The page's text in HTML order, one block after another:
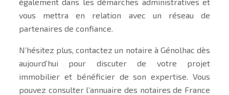
vous mettra en relation avec un réseau de
partenaires de confiance.
N’hésitez plus, contactez un notaire à Génolhac dès
aujourd’hui pour discuter de votre projet
immobilier et bénéficier de son expertise. Vous
pouvez consulter l’annuaire des notaires de France